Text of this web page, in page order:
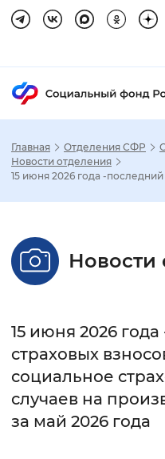
Настройка
Стандартный
Нормальный
Главная Отделения СФР
Новости отделения
15 июня 2026 года -
Новости
15 июня 2026
страховых
социальное
случаев на
за май 2026 года